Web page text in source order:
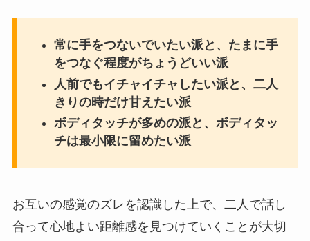
常に手をつないでいたい派と、たまに手
をつなぐ程度がちょうどいい派
人前でもイチャイチャしたい派と、二人
きりの時だけ甘えたい派
ボディタッチが多めの派と、ボディタッ
チは最小限に留めたい派
お互いの感覚のズレを認識した上で、二人で話し
合って心地よい距離感を見つけていくことが大切